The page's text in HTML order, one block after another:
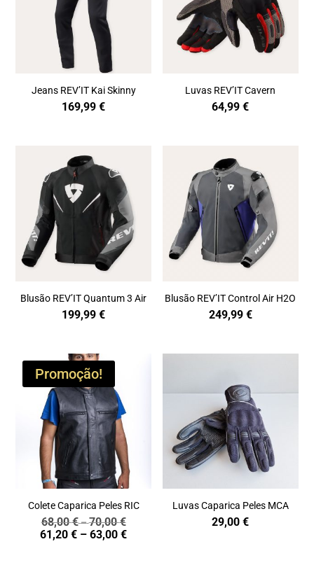
Jeans REV’IT Kai Skinny
169,99€
Luvas REV’IT Cavern
64,99€
Blusão REV’IT Quantum 3 Air
199,99€
Blusão REV’IT Control Air H2O
249,99 €
Promoção!
Colete Caparica Peles RIC
68,00€–70,00€Price
range:
61,20€ – 63,00€Price
Luvas Caparica Peles MCA
29,00€